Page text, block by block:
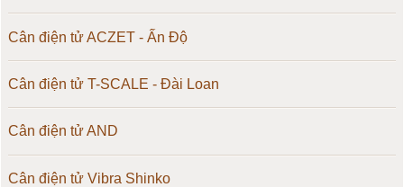
Cân điện tử ACZET - Ấn Độ
Cân điện tử T-SCALE - Đài Loan
Cân điện tử AND
Cân điện tử Vibra Shinko